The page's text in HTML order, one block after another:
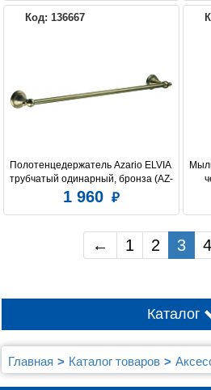
Код: 136667
Полотенцедержатель Azario ELVIA
трубчатый одинарный, бронза (AZ-
91101Q)
1 960
← 1 2 3 4
Каталог
Главная Каталог товаров